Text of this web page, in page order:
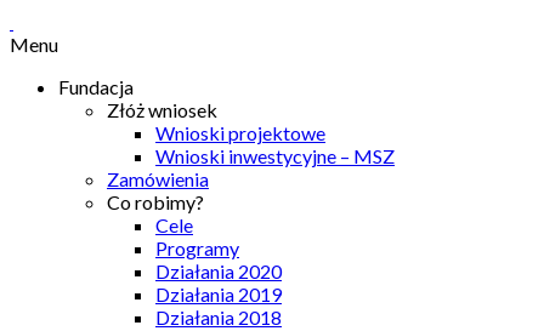
Menu
Fundacja
Złóż wniosek
Wnioski projektowe
Wnioski inwestycyjne – MSZ
Zamówienia
Co robimy?
Cele
Programy
Działania 2020
Działania 2019
Działania 2018